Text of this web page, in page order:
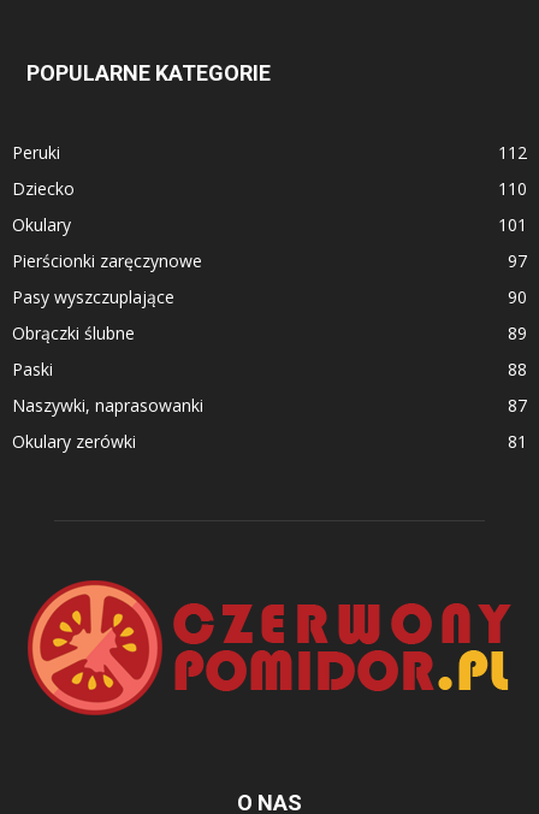
POPULARNE KATEGORIE
Peruki
112
Dziecko
110
Okulary
101
Pierścionki zaręczynowe
97
Pasy wyszczuplające
90
Obrączki ślubne
89
Paski
88
Naszywki, naprasowanki
87
Okulary zerówki
81
O NAS